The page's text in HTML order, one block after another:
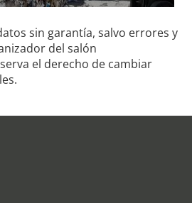
sin garantía, salvo errores y
del salón
el derecho de cambiar